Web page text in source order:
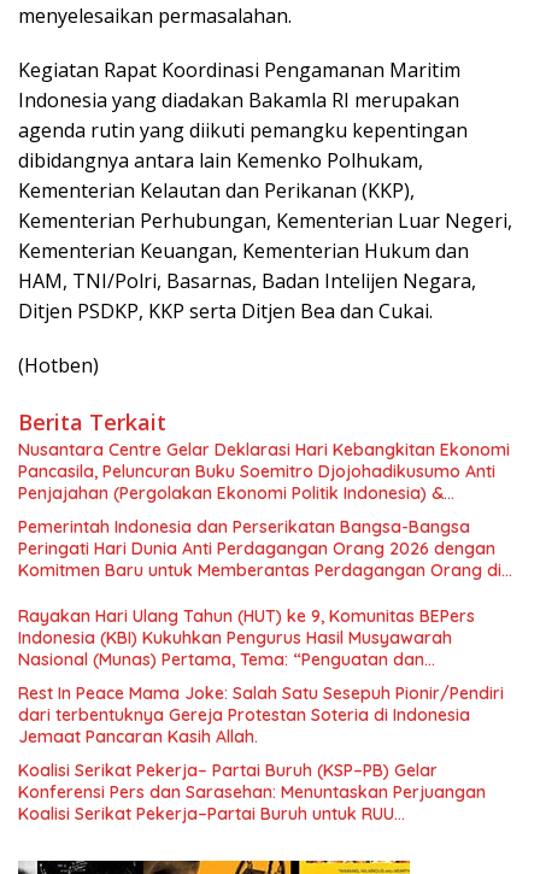
menyelesaikan permasalahan.
Kegiatan Rapat Koordinasi Pengamanan Maritim
Indonesia yang diadakan Bakamla RI merupakan
agenda rutin yang diikuti pemangku kepentingan
dibidangnya antara lain Kemenko Polhukam,
Kementerian Kelautan dan Perikanan (KKP),
Kementerian Perhubungan, Kementerian Luar Negeri,
Kementerian Keuangan, Kementerian Hukum dan
HAM, TNI/Polri, Basarnas, Badan Intelijen Negara,
Ditjen PSDKP, KKP serta Ditjen Bea dan Cukai.
(Hotben)
Berita Terkait
Nusantara Centre Gelar Deklarasi Hari Kebangkitan Ekonomi
Pancasila, Peluncuran Buku Soemitro Djojohadikusumo Anti
Penjajahan (Pergolakan Ekonomi Politik Indonesia) &
Simposium Nasional “Urgensi Undang-Undang Perekonomian
Nasional dan Kesejahteraan Sosial dalam Menata Bangsa
Menuju Indonesia Emas 2045”,
Pemerintah Indonesia dan Perserikatan Bangsa-Bangsa
Peringati Hari Dunia Anti Perdagangan Orang 2026 dengan
Komitmen Baru untuk Memberantas Perdagangan Orang di
Rayakan Hari Ulang Tahun (HUT) ke 9, Komunitas BEPers
Indonesia (KBI) Kukuhkan Pengurus Hasil Musyawarah
Nasional (Munas) Pertama, Tema: “Penguatan dan
Pengembangan Organisasi KBI yang Berbasis Riset di seluruh
Indonesia dan Mancanegara”.
Rest In Peace Mama Joke: Salah Satu Sesepuh Pionir/Pendiri
dari terbentuknya Gereja Protestan Soteria di Indonesia
Jemaat Pancaran Kasih Allah.
Koalisi Serikat Pekerja– Partai Buruh (KSP–PB) Gelar
Konferensi Pers dan Sarasehan: Menuntaskan Perjuangan
Koalisi Serikat Pekerja–Partai Buruh untuk RUU